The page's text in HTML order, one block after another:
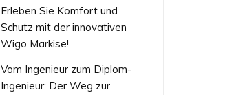
Erleben Sie Komfort und
Schutz mit der innovativen
Wigo Markise!
Vom Ingenieur zum Diplom-
Ingenieur: Der Weg zur